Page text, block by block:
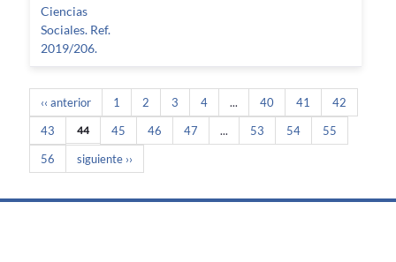
Ciencias
Sociales. Ref.
2019/206.
‹‹ anterior 1 2 3 4 ... 40 41
42
43
44 45 46 47 ... 53 54
55
56
siguiente ››